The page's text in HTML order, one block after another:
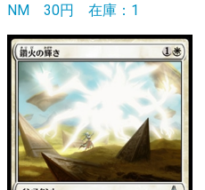
NM 30円 在庫：1